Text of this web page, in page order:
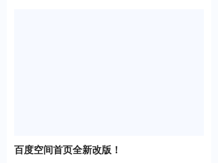
百度空间首页全新改版！